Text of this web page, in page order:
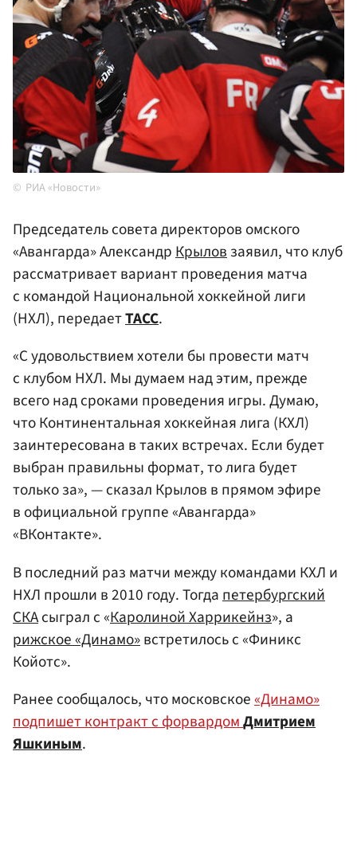
РИА «Новости»
Председатель совета директоров омского
«Авангарда» АлександрКрыловзаявил, что клуб
рассматривает вариант проведения матча
с командой Национальной хоккейной лиги
(НХЛ), передаетТАСС.
«С удовольствием хотели бы провести матч
с клубом НХЛ. Мы думаем над этим, прежде
всего над сроками проведения игры. Думаю,
что Континентальная хоккейная лига (КХЛ)
заинтересована в таких встречах. Если будет
выбран правильны формат, то лига будет
только за», — сказал Крылов в прямом эфире
в официальной группе «Авангарда»
«ВКонтакте».
В последний раз матчи между командами КХЛ и
НХЛ прошли в 2010 году. Тогда петербургский
СКАсыграл с «Каролиной Харрикейнз», а
рижское «Динамо»встретилось с «Финикс
Койотс».
Ранее сообщалось, что московское«Динамо»
подпишет контракт с форвардомДмитрием
Яшкиным.